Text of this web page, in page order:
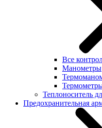
Все
Манометры
Теплоноситель
Предохранительная